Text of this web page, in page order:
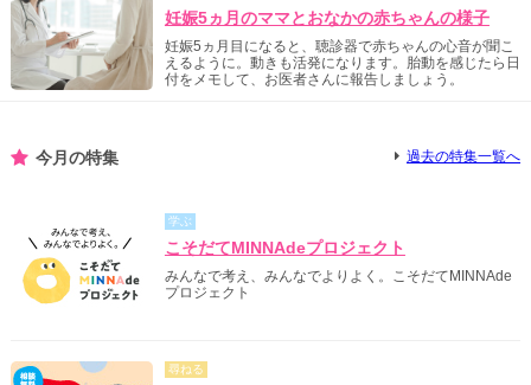
妊娠5ヵ月のママとおなかの赤ちゃんの様子
妊娠5ヵ月目になると、聴診器で赤ちゃんの心音が聞こ
えるように。動きも活発になります。胎動を感じたら日
付をメモして、お医者さんに報告しましょう。
今月の特集 過去の特集一覧へ
学ぶ
こそだてMINNAdeプロジェクト
みんなで考え、みんなでよりよく。こそだてMINNAde
プロジェクト
尋ねる